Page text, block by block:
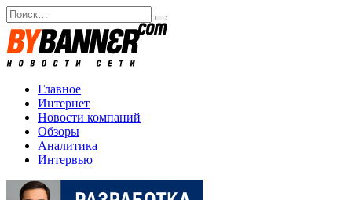
Перейти
к
содержанию
Search
for:
Главное
Интернет
Новости компаний
Обзоры
Аналитика
Интервью